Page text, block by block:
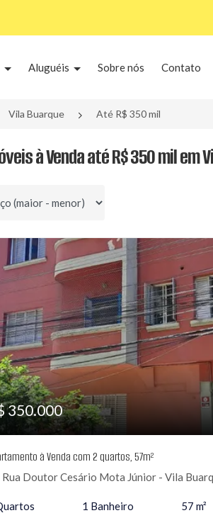
Aluguéis Sobre nós Contato
Vila Buarque Até R$ 350 mil
à Venda até R$ 350 mil em
por
350.000
à Venda com 2 quartos, 57m²
Rua Doutor Cesário Mota Júnior - Vila Buarque, São
1 Banheiro 57 m²